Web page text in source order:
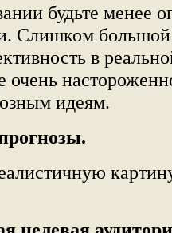
будьте менее
Слишком
в
идеям.